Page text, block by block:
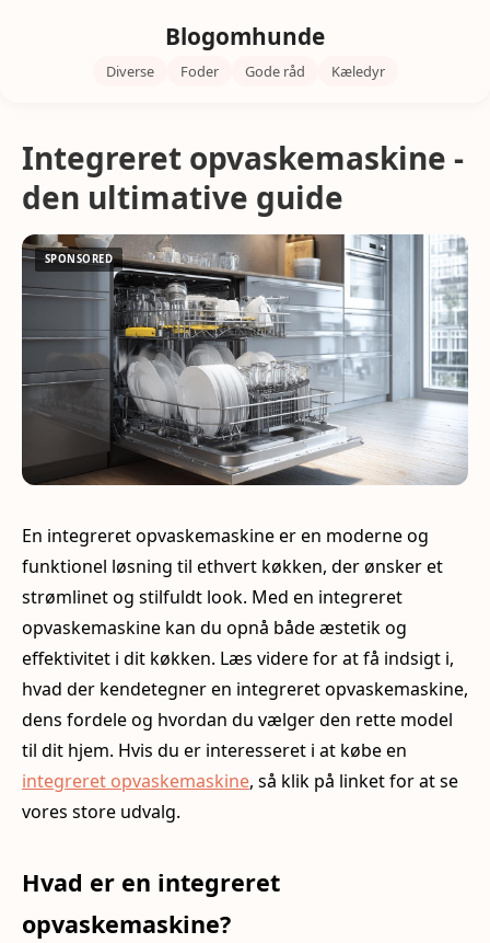
Blogomhunde
Diverse Foder Gode råd Kæledyr
Integreret opvaskemaskine -
den ultimative guide
En integreret opvaskemaskine er en moderne og
funktionel løsning til ethvert køkken, der ønsker et
strømlinet og stilfuldt look. Med en integreret
opvaskemaskine kan du opnå både æstetik og
effektivitet i dit køkken. Læs videre for at få indsigt i,
hvad der kendetegner en integreret opvaskemaskine,
dens fordele og hvordan du vælger den rette model
til dit hjem. Hvis du er interesseret i at købe en
integreret opvaskemaskine, så klik på linket for at se
vores store udvalg.
Hvad er en integreret
opvaskemaskine?